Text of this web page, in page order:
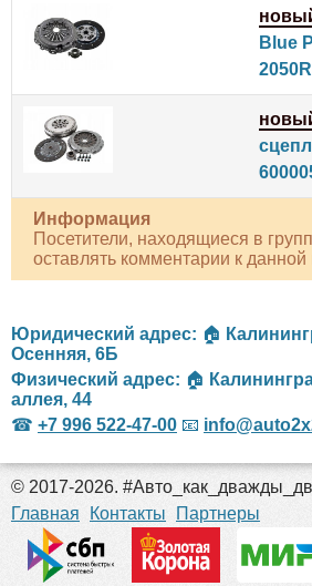
Blue
Информация
Посетители, находящиеся в
оставлять комментарии к данной
Юридический адрес: 🏠
Осенняя, 6Б
Физический адрес: 🏠
аллея, 44
☎ +7 996 522-47-00 📧
© 2017-2026.
Главная
Контакты Партнеры